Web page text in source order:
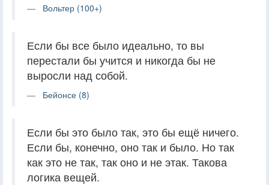
Вольтер (100+)
Если бы все было идеально, то вы
перестали бы учится и никогда бы не
выросли над собой.
Бейонсе (8)
Если бы это было так, это бы ещё ничего.
Если бы, конечно, оно так и было. Но так
как это не так, так оно и не этак. Такова
логика вещей.